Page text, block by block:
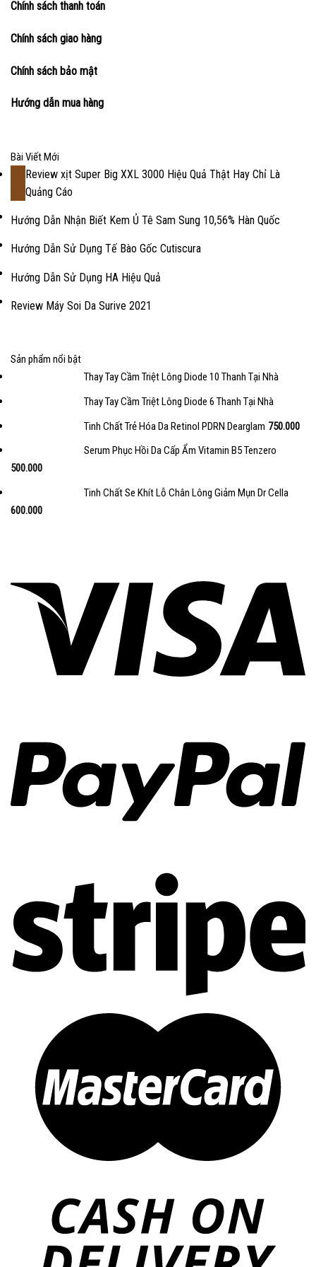
Chính sách thanh toán
Chính sách giao hàng
Chính sách bảo mật
Hướng dẫn mua hàng
Bài Viết Mới
Review xịt Super Big XXL 3000 Hiệu Quả Thật Hay Chỉ Là
Quảng Cáo
Hướng Dẫn Nhận Biết Kem Ủ Tê Sam Sung 10,56% Hàn Quốc
Hướng Dẫn Sử Dụng Tế Bào Gốc Cutiscura
Hướng Dẫn Sử Dụng HA Hiệu Quả
Review Máy Soi Da Surive 2021
Sản phẩm nổi bật
Thay Tay Cầm Triệt Lông Diode 10 Thanh Tại Nhà
Thay Tay Cầm Triệt Lông Diode 6 Thanh Tại Nhà
Tinh Chất Trẻ Hóa Da Retinol PDRN Dearglam 750.000
Serum Phục Hồi Da Cấp Ẩm Vitamin B5 Tenzero
500.000
Tinh Chất Se Khít Lỗ Chân Lông Giảm Mụn Dr Cella
600.000